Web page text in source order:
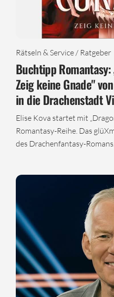
Rätseln & Service / Ratgeber
Buchtipp
Zeig keine Gnade"
in die Drachenstadt
Elise Kova startet mit
Romantasy-Reihe. Das
des Drachenfantasy-Romans.